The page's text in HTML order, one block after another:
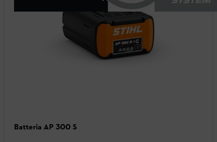
Batteria AP 300 S